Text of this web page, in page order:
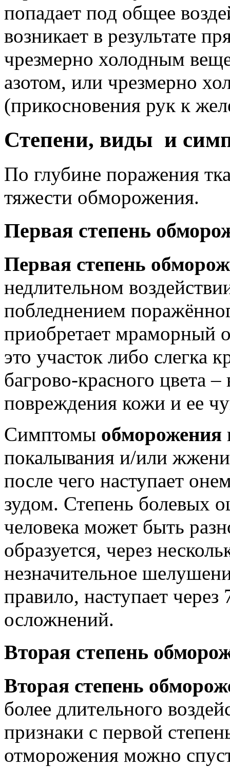
попадает под общее
возникает в результате
чрезмерно холодным
азотом, или чрезмерно
(прикосновения рук к
Степени, виды и
По глубине поражения
тяжести обморожения.
Первая степень
Первая степень
недлительном
побледнением
приобретает мраморный
это участок либо слегка
багрово-красного цвета
повреждения кожи и ее
Симптомы обморожения
покалывания и/или
после чего наступает
зудом. Степень болевых
человека может быть
образуется, через
незначительное
правило, наступает
осложнений.
Вторая степень
Вторая степень
более длительного
признаки с первой
отморожения можно